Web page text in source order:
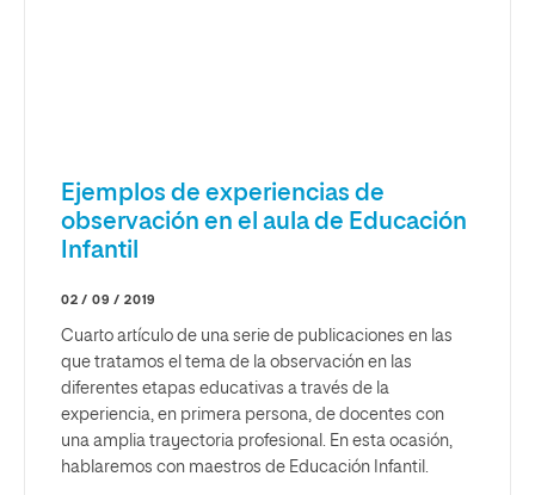
Ejemplos de experiencias de
observación en el aula de Educación
Infantil
02 / 09 / 2019
Cuarto artículo de una serie de publicaciones en las
que tratamos el tema de la observación en las
diferentes etapas educativas a través de la
experiencia, en primera persona, de docentes con
una amplia trayectoria profesional. En esta ocasión,
hablaremos con maestros de Educación Infantil.